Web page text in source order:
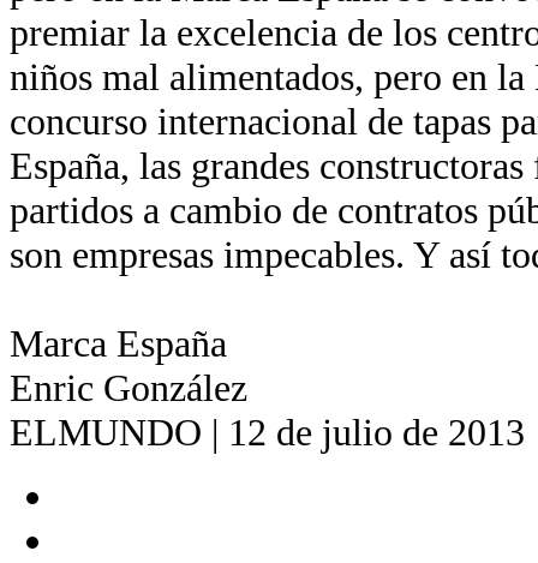
premiar la excelencia de los
niños mal alimentados, pero en
concurso internacional de tapas
España, las grandes
partidos a cambio de contratos
son empresas impecables. Y así
Marca España
Enric González
ELMUNDO | 12 de julio de 2013